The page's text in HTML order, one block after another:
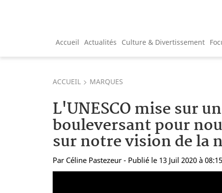
Accueil Actualités Culture & Divertissement
ACCUEIL MARQUES
L'UNESCO mise sur
bouleversant pour
sur notre vision de la
Par Céline Pastezeur - Publié le 13 Juil 2020 à 08:15